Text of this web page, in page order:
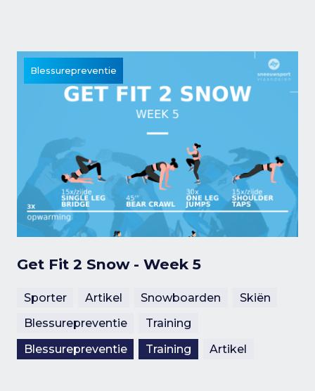
Blessurepreventie
Get Fit 2 Snow - Week 5
Sporter Artikel Snowboarden
Skiën
Blessurepreventie
Training
Blessurepreventie
Training Artikel